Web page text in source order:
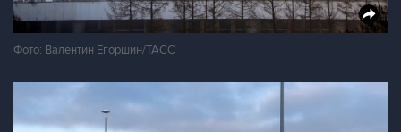
Фото: Валентин Егоршин/ТАСС